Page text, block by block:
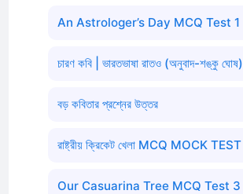
An Astrologer’s Day MCQ Test 1
চারণ কবি | ভারতভাষা রাতও (অনুবাদ-শঙ্কু ঘোষ)
বড় কবিতার প্রশ্নের উত্তর
রাষ্ট্রীয় ক্রিকেট খেলা MCQ MOCK TEST
Our Casuarina Tree MCQ Test 3